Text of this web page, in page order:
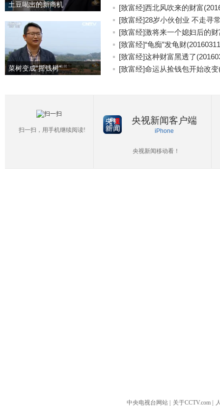
土豆喝出的新商机
菜树变成“摇钱树”
[致富经]西北风吹来的财富
[致富经]28岁小伙创业 不走寻
[致富经]激将来一个媳妇后的
[致富经]“龟痴”发龟财
[致富经]这种财富黑透了
[致富经]命运从捡钱包开始改变
扫一扫，用手机继续阅读!
央视新闻客户端
iPhone
央视新闻移动看！
中央电视台网站 关于CCTV.com